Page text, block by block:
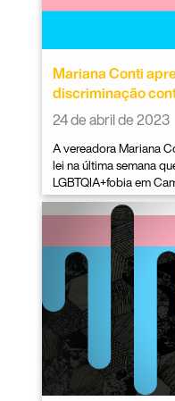
Mariana Conti
discriminação
24 de abril de 2023
A vereadora Mariana
lei na última semana
LGBTQIA+fobia em